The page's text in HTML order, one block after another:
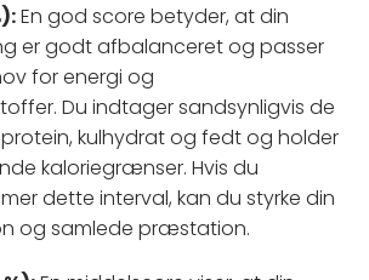
En god score betyder, at din
er godt afbalanceret og passer
for energi og
Du indtager sandsynligvis de
kulhydrat og fedt og holder
kaloriegrænser. Hvis du
dette interval, kan du styrke din
og samlede præstation.